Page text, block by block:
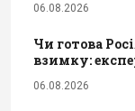
06.08.2026
Чи готова
взимку:
06.08.2026